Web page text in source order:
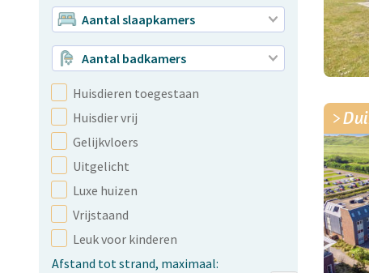
Aantal slaapkamers
Aantal badkamers
Huisdieren toegestaan
Huisdier vrij
Gelijkvloers
Uitgelicht
Luxe huizen
Vrijstaand
Leuk voor kinderen
Afstand tot strand, maximaal: